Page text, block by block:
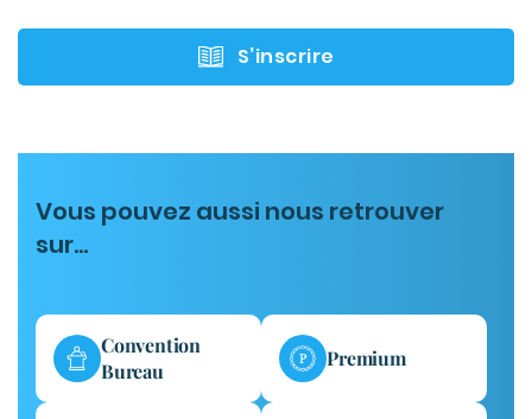
S’inscrire
Vous pouvez aussi nous retrouver
sur...
Convention
Bureau
Premium